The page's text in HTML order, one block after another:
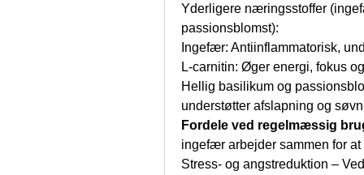
Yderligere næringsstoffer
passionsblomst):
Ingefær: Antiinflammatorisk,
L-carnitin: Øger energi, fokus
Hellig basilikum og
understøtter afslapning og søvn
Fordele ved regelmæssig
ingefær arbejder sammen for
Stress- og angstreduktion –